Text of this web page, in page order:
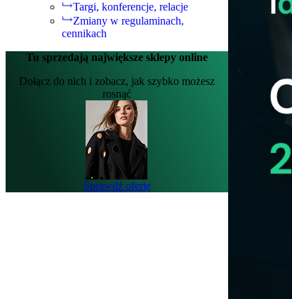
Targi, konferencje, relacje
Zmiany w regulaminach,
cennikach
Tu sprzedają największe sklepy online
Dołącz do nich i zobacz, jak szybko możesz
rosnąć
Sprawdź ofertę